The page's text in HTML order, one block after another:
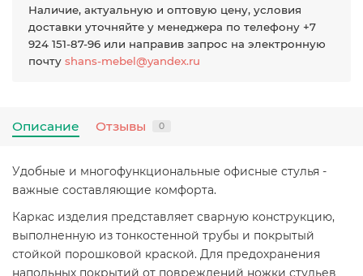
Наличие, актуальную и оптовую цену, условия
доставки уточняйте у менеджера по телефону +7
924 151-87-96 или направив запрос на электронную
почту shans-mebel@yandex.ru
Описание Отзывы 0
Удобные и многофункциональные офисные стулья -
важные составляющие комфорта.
Каркас изделия представляет сварную конструкцию,
выполненную из тонкостенной трубы и покрытый
стойкой порошковой краской. Для предохранения
напольных покрытий от повреждений ножки стульев